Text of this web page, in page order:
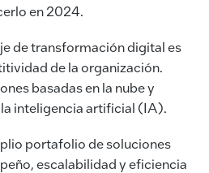
en 2024.
de transformación digital es
de la organización.
basadas en la nube y
inteligencia artificial (IA).
portafolio de soluciones
escalabilidad y eficiencia